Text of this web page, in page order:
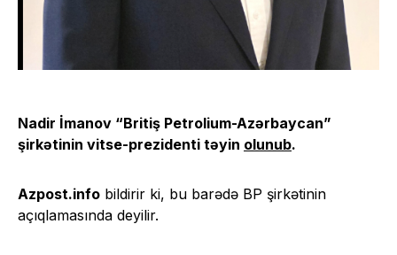
Nadir İmanov “Britiş Petrolium-Azərbaycan”
şirkətinin vitse-prezidenti təyin olunub.
Azpost.info bildirir ki, bu barədə BP şirkətinin
açıqlamasında deyilir.